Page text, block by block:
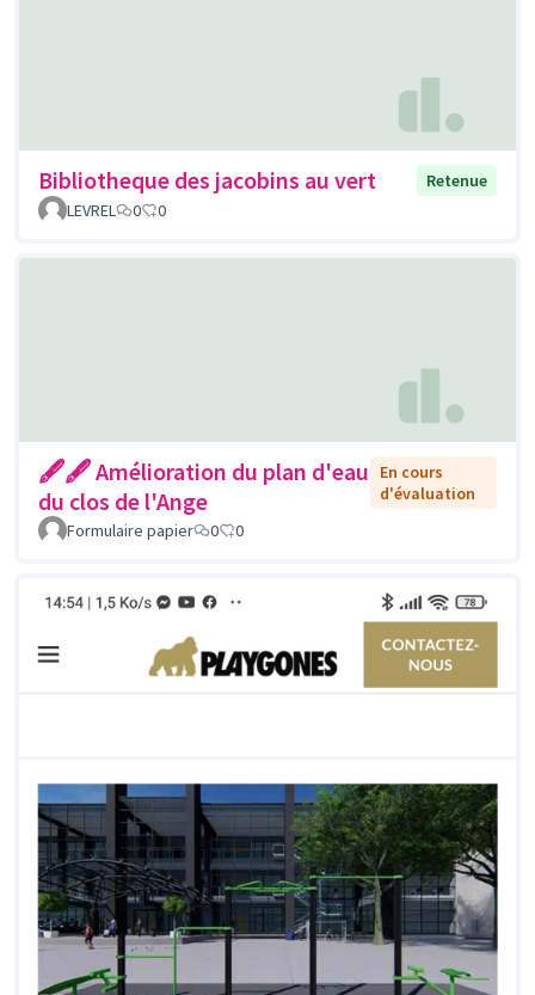
Bibliotheque des jacobins au vert
Retenue
LEVREL
0 0
🖋🖋 Amélioration du plan d'eau
du clos de l'Ange
En cours
d'évaluation
Formulaire papier
0 0